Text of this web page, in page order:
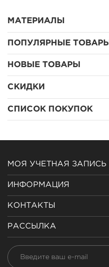
МАТЕРИАЛЫ
ПОПУЛЯРНЫЕ ТОВАРЫ
НОВЫЕ ТОВАРЫ
СКИДКИ
СПИСОК ПОКУПОК
МОЯ УЧЕТНАЯ ЗАПИСЬ
ИНФОРМАЦИЯ
КОНТАКТЫ
РАССЫЛКА